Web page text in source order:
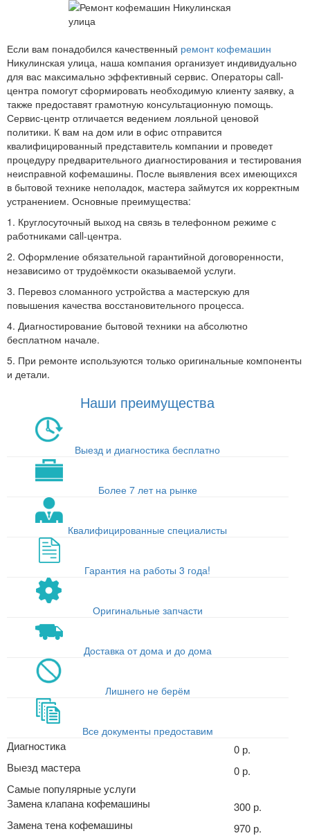
Если вам понадобился качественный ремонт кофемашин
Никулинская улица, наша компания организует индивидуально
для вас максимально эффективный сервис. Операторы call-
центра помогут сформировать необходимую клиенту заявку, а
также предоставят грамотную консультационную помощь.
Сервис-центр отличается ведением лояльной ценовой
политики. К вам на дом или в офис отправится
квалифицированный представитель компании и проведет
процедуру предварительного диагностирования и тестирования
неисправной кофемашины. После выявления всех имеющихся
в бытовой технике неполадок, мастера займутся их корректным
устранением. Основные преимущества:
1. Круглосуточный выход на связь в телефонном режиме с
работниками call-центра.
2. Оформление обязательной гарантийной договоренности,
независимо от трудоёмкости оказываемой услуги.
3. Перевоз сломанного устройства а мастерскую для
повышения качества восстановительного процесса.
4. Диагностирование бытовой техники на абсолютно
бесплатном начале.
5. При ремонте используются только оригинальные компоненты
и детали.
Наши преимущества
Выезд и диагностика бесплатно
Более 7 лет на рынке
Квалифицированные специалисты
Гарантия на работы 3 года!
Оригинальные запчасти
Доставка от дома и до дома
Лишнего не берём
Все документы предоставим
Диагностика
0 р.
Выезд мастера
0 р.
Самые популярные услуги
Замена клапана кофемашины
300 р.
Замена тена кофемашины
970 р.